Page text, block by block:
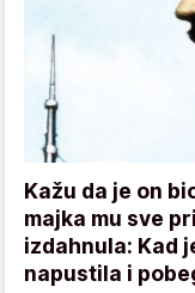
Kažu da je on
majka mu sve
izdahnula: Kad
napustila i